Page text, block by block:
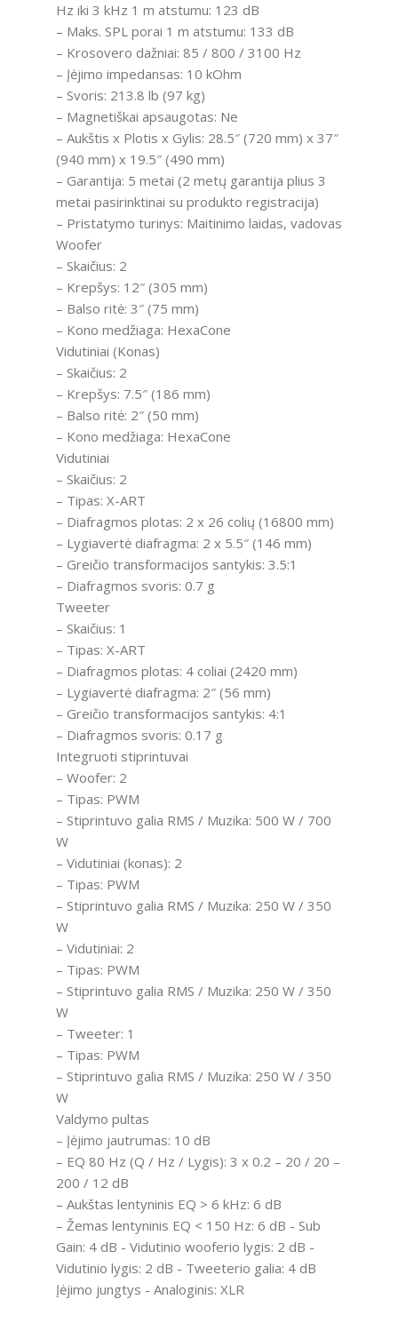
Hz iki 3 kHz 1 m atstumu: 123 dB
– Maks. SPL porai 1 m atstumu: 133 dB
– Krosovero dažniai: 85 / 800 / 3100 Hz
– Įėjimo impedansas: 10 kOhm
– Svoris: 213.8 lb (97 kg)
– Magnetiškai apsaugotas: Ne
– Aukštis x Plotis x Gylis: 28.5″ (720 mm) x 37″
(940 mm) x 19.5″ (490 mm)
– Garantija: 5 metai (2 metų garantija plius 3
metai pasirinktinai su produkto registracija)
– Pristatymo turinys: Maitinimo laidas, vadovas
Woofer
– Skaičius: 2
– Krepšys: 12″ (305 mm)
– Balso ritė: 3″ (75 mm)
– Kono medžiaga: HexaCone
Vidutiniai (Konas)
– Skaičius: 2
– Krepšys: 7.5″ (186 mm)
– Balso ritė: 2″ (50 mm)
– Kono medžiaga: HexaCone
Vidutiniai
– Skaičius: 2
– Tipas: X-ART
– Diafragmos plotas: 2 x 26 colių (16800 mm)
– Lygiavertė diafragma: 2 x 5.5″ (146 mm)
– Greičio transformacijos santykis: 3.5:1
– Diafragmos svoris: 0.7 g
Tweeter
– Skaičius: 1
– Tipas: X-ART
– Diafragmos plotas: 4 coliai (2420 mm)
– Lygiavertė diafragma: 2″ (56 mm)
– Greičio transformacijos santykis: 4:1
– Diafragmos svoris: 0.17 g
Integruoti stiprintuvai
– Woofer: 2
– Tipas: PWM
– Stiprintuvo galia RMS / Muzika: 500 W / 700
W
– Vidutiniai (konas): 2
– Tipas: PWM
– Stiprintuvo galia RMS / Muzika: 250 W / 350
W
– Vidutiniai: 2
– Tipas: PWM
– Stiprintuvo galia RMS / Muzika: 250 W / 350
W
– Tweeter: 1
– Tipas: PWM
– Stiprintuvo galia RMS / Muzika: 250 W / 350
W
Valdymo pultas
– Įėjimo jautrumas: 10 dB
– EQ 80 Hz (Q / Hz / Lygis): 3 x 0.2 – 20 / 20 –
200 / 12 dB
– Aukštas lentyninis EQ > 6 kHz: 6 dB
– Žemas lentyninis EQ < 150 Hz: 6 dB - Sub
Gain: 4 dB - Vidutinio wooferio lygis: 2 dB -
Vidutinio lygis: 2 dB - Tweeterio galia: 4 dB
Įėjimo jungtys - Analoginis: XLR